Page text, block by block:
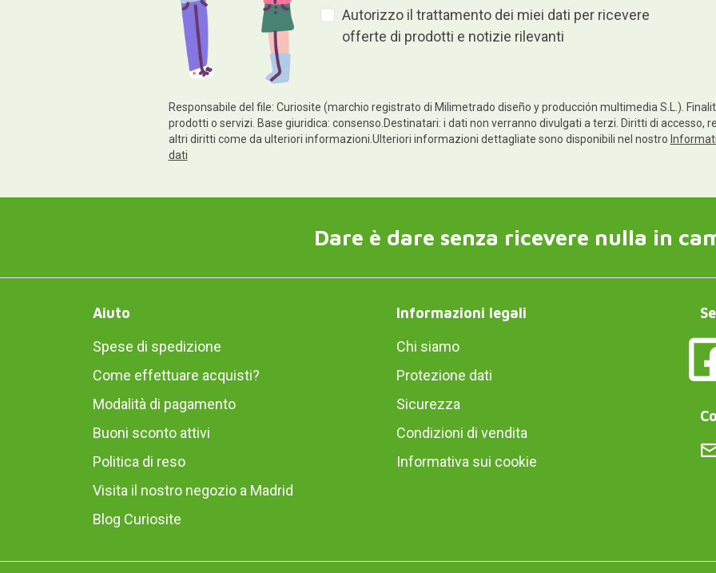
Autorizzo il trattamento dei miei dati per ricevere
offerte di prodotti e notizie rilevanti
Responsabile del file: Curiosite (marchio registrato di Milimetrado diseño y producción multimedia S.L.).
prodotti o servizi. Base giuridica: consenso.Destinatari: i dati non verranno divulgati a terzi. Diritti di accesso,
altri diritti come da ulteriori informazioni.Ulteriori informazioni dettagliate sono disponibili nel nostro
dati
Dare è dare senza ricevere nulla in
Aiuto
Spese di spedizione
Come effettuare acquisti?
Modalità di pagamento
Buoni sconto attivi
Politica di reso
Visita il nostro negozio a Madrid
Blog Curiosite
Informazioni legali
Chi siamo
Protezione dati
Sicurezza
Condizioni di vendita
Informativa sui cookie